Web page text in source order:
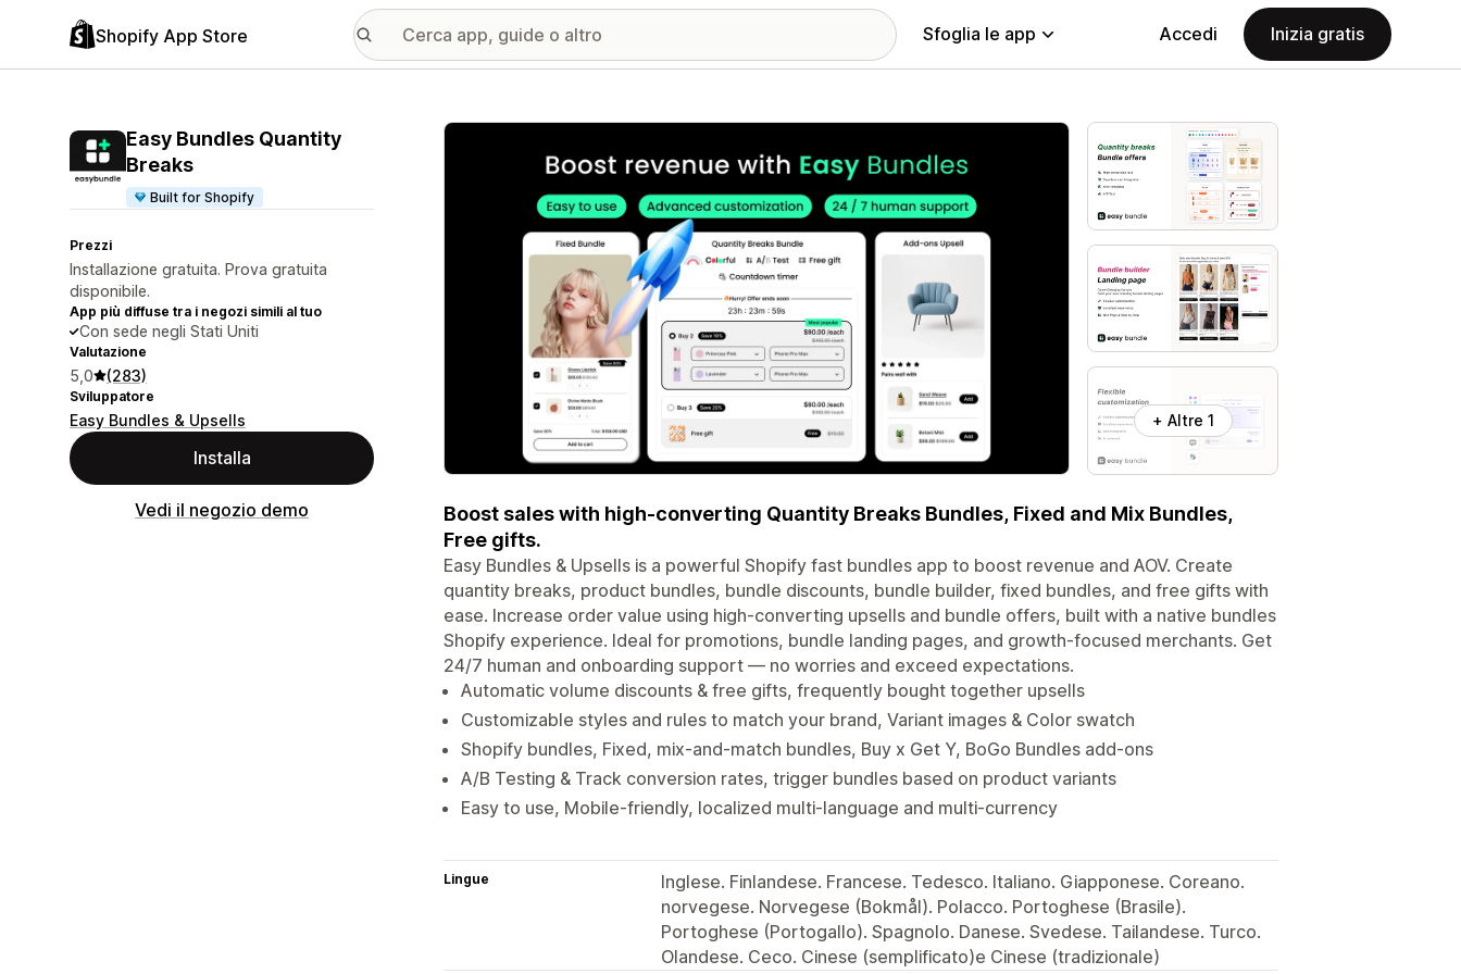
Shopify App Store Sfoglia le app Accedi Inizia gratis
Easy Bundles Quantity
Breaks
Built for Shopify
Prezzi
Installazione gratuita. Prova gratuita
disponibile.
App più diffuse tra i negozi simili al tuo
Con sede negli Stati Uniti
Valutazione
5,0 (283)
Sviluppatore
Easy Bundles & Upsells
Installa
Vedi il negozio demo
Galleria immagini in evidenza
+ Altre 1
Boost sales with high-converting Quantity Breaks Bundles, Fixed and Mix Bundles,
Free gifts.
Easy Bundles & Upsells is a powerful Shopify fast bundles app to boost revenue and AOV. Create
quantity breaks, product bundles, bundle discounts, bundle builder, fixed bundles, and free gifts with
ease. Increase order value using high-converting upsells and bundle offers, built with a native bundles
Shopify experience. Ideal for promotions, bundle landing pages, and growth-focused merchants. Get
24/7 human and onboarding support — no worries and exceed expectations.
Automatic volume discounts & free gifts, frequently bought together upsells
Customizable styles and rules to match your brand, Variant images & Color swatch
Shopify bundles, Fixed, mix-and-match bundles, Buy x Get Y, BoGo Bundles add-ons
A/B Testing & Track conversion rates, trigger bundles based on product variants
Easy to use, Mobile-friendly, localized multi-language and multi-currency
Lingue
Inglese. Finlandese. Francese. Tedesco. Italiano. Giapponese. Coreano.
norvegese. Norvegese (Bokmål). Polacco. Portoghese (Brasile).
Portoghese (Portogallo). Spagnolo. Danese. Svedese. Tailandese. Turco.
Olandese. Ceco. Cinese (semplificato)e Cinese (tradizionale)